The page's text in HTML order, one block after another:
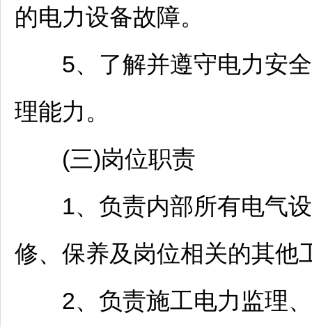
的电力设备故障。
‌5、了解并遵守电力安全
理能力。
(三)岗位职责
1、负责内部所有电气设
修、保养及岗位相关的其他
2、负责施工电力监理、